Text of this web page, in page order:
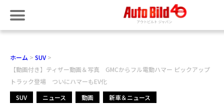
ホーム
SUV
【動画付き】ティザー動画＆写真 GMCからフル電動ハマー ピックアップ
トラック登場 ついにハマーもEV化
SUV
ニュース 動画 新車＆ニュース